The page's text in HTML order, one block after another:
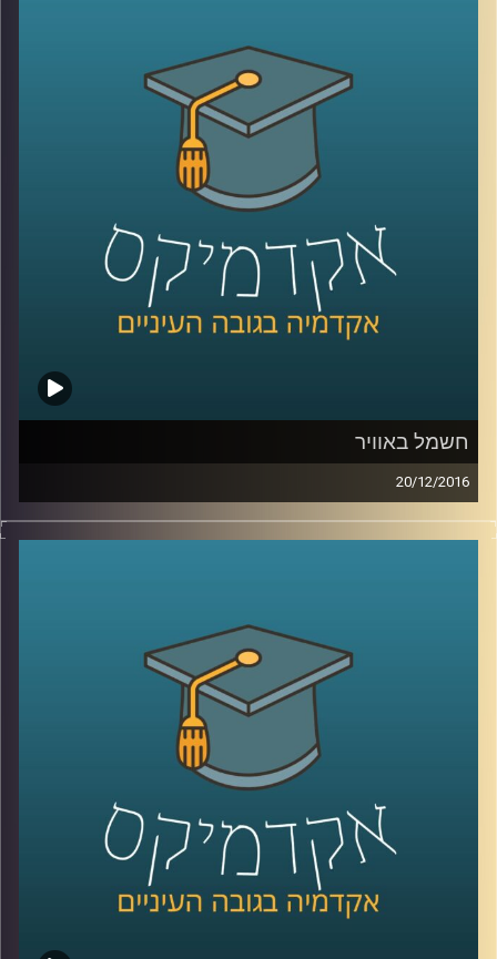
עוזרות לנו להרהר במה שיקרה בעתיד בהיבטים כלכליים,
מדיניים, מוסריים ואחרים. הפילוסופיה היא המקום הפתוח
שמאפשר לחשוב בלי מסגרות, להלך בין קירות שבורים ולנסות
לבנות מהם את הלא נודע. מוזמנים ומוזמנות להאזין ולתרגל
AudioVersity
חשמל באוויר
20/12/2016
הרשת כבר קיימת, עכשיו השאלה היא אילו
אלה באלה? דוקטור יעל פרג כהן מינץ מספרת
על פיתוחים וחידושים בשוק החשמל ומתארת
גם אותנו במילה שלא הכרתם – יצרכנים
כיצד התופעה משפיעה על
צריכת החשמל והאם בסופו של יום נצליח
להשפיע לטובה על פליטות גזי החממה? אולי
כדאי להתקין פאנלים סולאריים על גגות הבתים
?
קרדיט תמונות:AudioVersity